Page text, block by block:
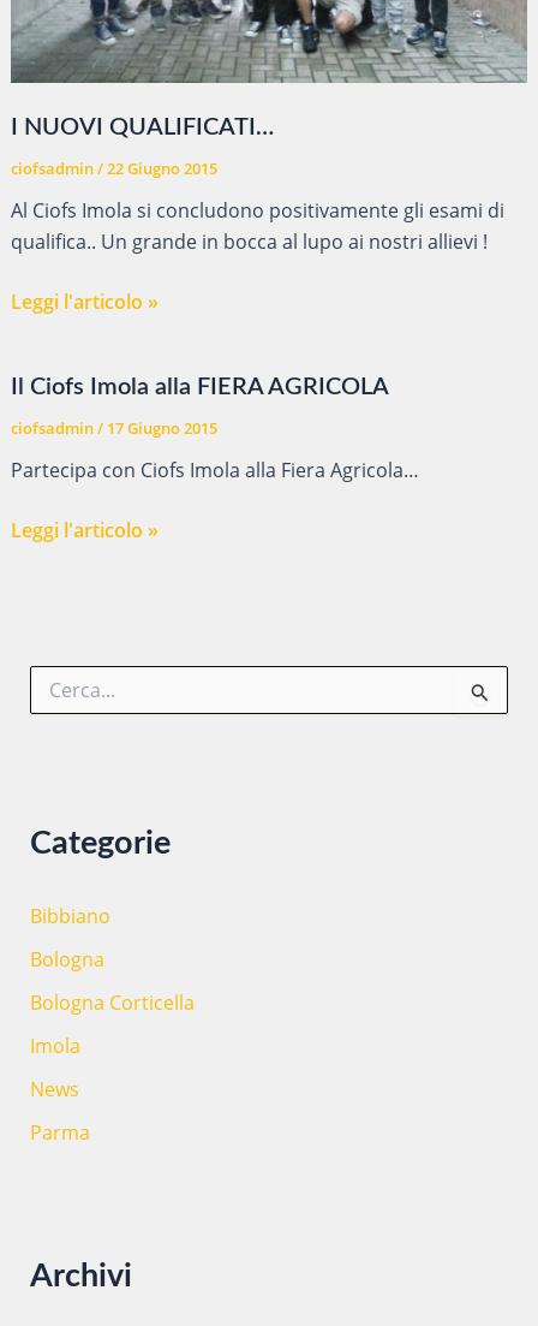
I NUOVI QUALIFICATI…
ciofsadmin/22 Giugno 2015
Al Ciofs Imola si concludono positivamente gli esami di
qualifica.. Un grande in bocca al lupo ai nostri allievi !
ILeggi l'articolo »
Il Ciofs Imola alla FIERA AGRICOLA
ciofsadmin/ 17 Giugno 2015
Partecipa con Ciofs Imola alla Fiera Agricola…
Il
AGRICOLA
Leggi l'articolo »
Categorie
Bibbiano
Bologna
Bologna Corticella
Imola
News
Parma
Archivi